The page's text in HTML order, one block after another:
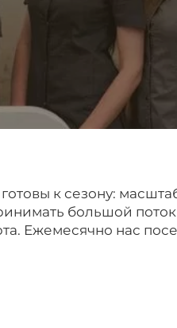
к сезону:
большой поток
Ежемесячно нас